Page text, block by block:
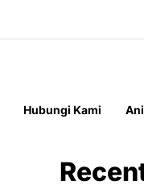
Hubungi Kami